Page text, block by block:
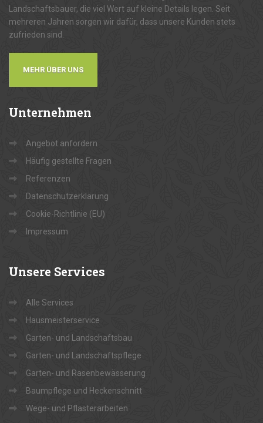
Landschaftsbauer, die viel Wert auf kleine Details legen. Seit
mehreren Jahren sorgen wir dafür, dass unsere Kunden stets
zufrieden sind.
MEHR ÜBER UNS
Unternehmen
Angebot anfordern
Häufig gestellte Fragen
Referenzen
Datenschutzerklärung
Cookie-Richtlinie (EU)
Impressum
Unsere Services
Alle Services
Hausmeisterservice
Garten- und Landschaftsbau
Garten- und Landschaftspflege
Garten- und Rasenbewässerung
Baumpflege und Heckenschnitt
Wege- und Pflasterarbeiten